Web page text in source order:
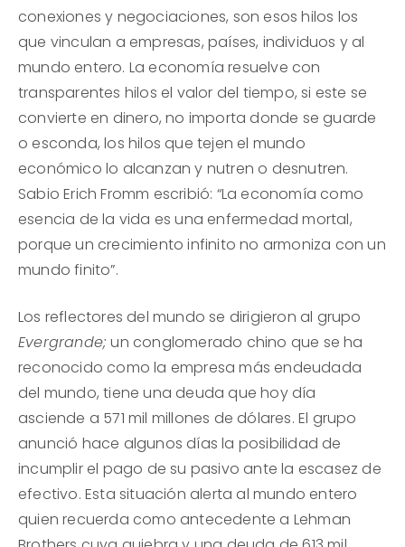
conexiones y negociaciones, son esos hilos los
que vinculan a empresas, países, individuos y al
mundo entero. La economía resuelve con
transparentes hilos el valor del tiempo, si este se
convierte en dinero, no importa donde se guarde
o esconda, los hilos que tejen el mundo
económico lo alcanzan y nutren o desnutren.
Sabio Erich Fromm escribió: “La economía como
esencia de la vida es una enfermedad mortal,
porque un crecimiento infinito no armoniza con un
mundo finito”.
Los reflectores del mundo se dirigieron al grupo
Evergrande; un conglomerado chino que se ha
reconocido como la empresa más endeudada
del mundo, tiene una deuda que hoy día
asciende a 571 mil millones de dólares. El grupo
anunció hace algunos días la posibilidad de
incumplir el pago de su pasivo ante la escasez de
efectivo. Esta situación alerta al mundo entero
quien recuerda como antecedente a Lehman